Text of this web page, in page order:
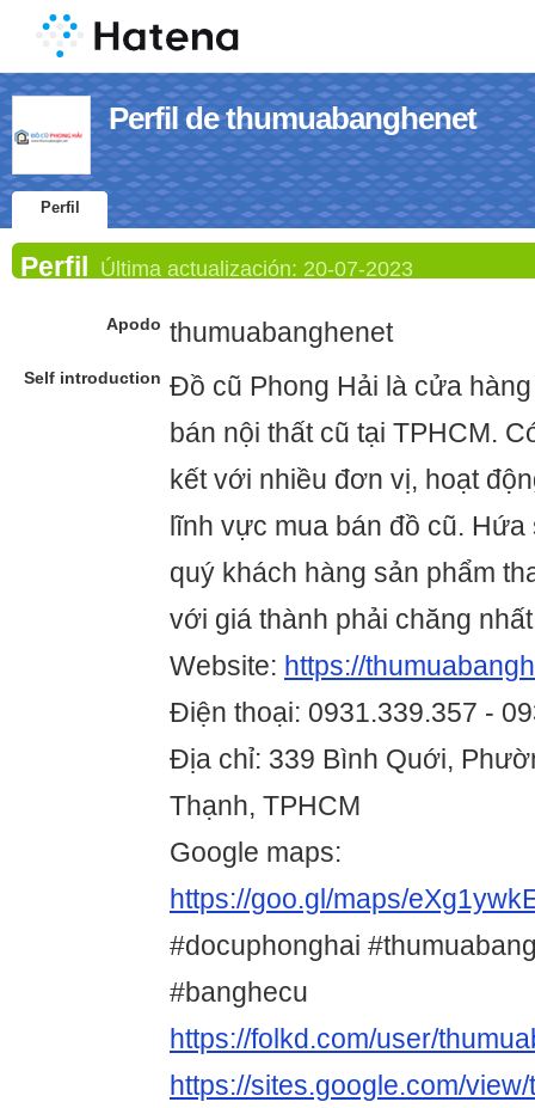
Perfil de thumuabanghenet
Perfil
Perfil Última actualización: 20-07-2023
Apodo thumuabanghenet
Self introduction Đồ cũ Phong Hải là cửa
bán nội thất cũ tại TPHCM.
kết với nhiều đơn vị, hoạt
lĩnh vực mua bán đồ cũ.
quý khách hàng sản phẩm
với giá thành phải chăng
Website: https://
Điện thoại: 0931.339.357 -
Địa chỉ: 339 Bình Quới,
Thạnh, TPHCM
Google maps:
https://goo.gl/maps/
#docuphonghai
#banghecu
https://folkd.com/user/
https://sites.google.com/